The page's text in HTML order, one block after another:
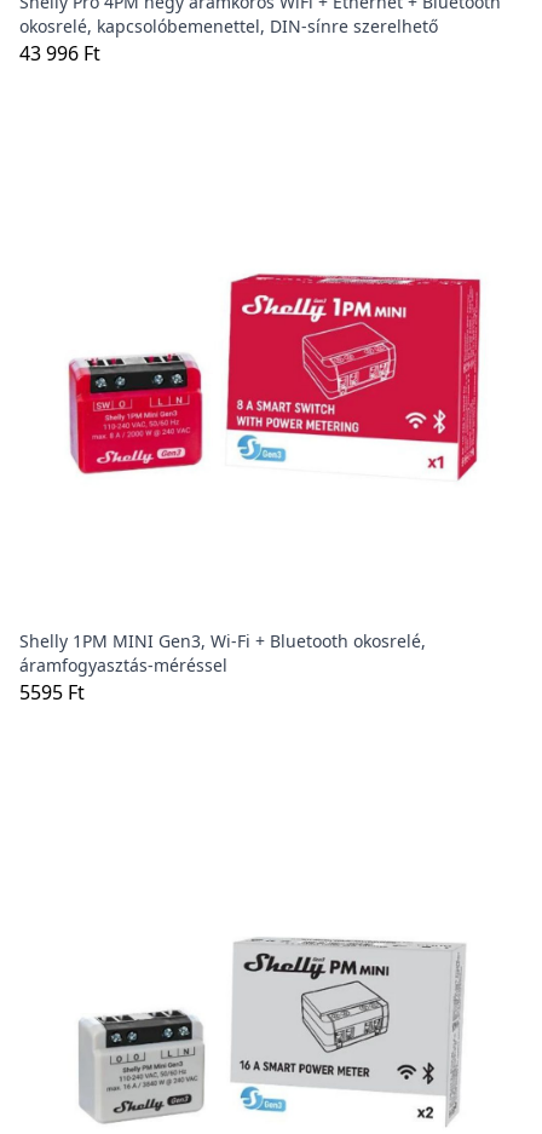
okosrelé, kapcsolóbemenettel, DIN-sínre szerelhető
43 996 Ft
Shelly 1PM MINI Gen3, Wi-Fi + Bluetooth okosrelé,
áramfogyasztás-méréssel
5595 Ft